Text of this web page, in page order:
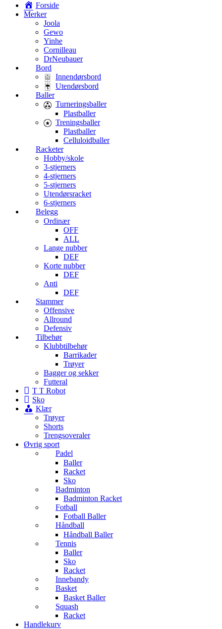
Forside
Merker
Joola
Gewo
Yinhe
Cornilleau
DrNeubauer
Bord
Innendørsbord
Utendørsbord
Baller
Turneringsballer
Plastballer
Treningsballer
Plastballer
Celluloidballer
Racketer
Hobby/skole
3-stjerners
4-stjerners
5-stjerners
Utendørsracket
6-stjerners
Belegg
Ordinær
OFF
ALL
Lange nubber
DEF
Korte nubber
DEF
Anti
DEF
Stammer
Offensive
Allround
Defensiv
Tilbehør
Klubbtilbehør
Barrikader
Trøyer
Bagger og sekker
Futteral
T T Robot
Sko
Klær
Trøyer
Shorts
Trengsoveraler
Øvrig sport
Padel
Baller
Racket
Sko
Badminton
Badminton Racket
Fotball
Fotball Baller
Håndball
Håndball Baller
Tennis
Baller
Sko
Racket
Innebandy
Basket
Basket Baller
Squash
Racket
Handlekurv